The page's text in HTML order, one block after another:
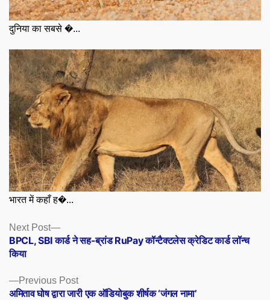
दुनिया का सबसे �...
भारत में कहाँ ह�...
Posts
navigation
Previous PostPrevious
post:
अमिताव घोष द्वारा जारी एक ऑडियोबुक शीर्षक ‘जंगल नामा’
Next Post
Next
post:
BPCL, SBI कार्ड ने सह-ब्रांड RuPay कॉन्टैक्टलेस क्रेडिट कार्ड लॉन्च
किया